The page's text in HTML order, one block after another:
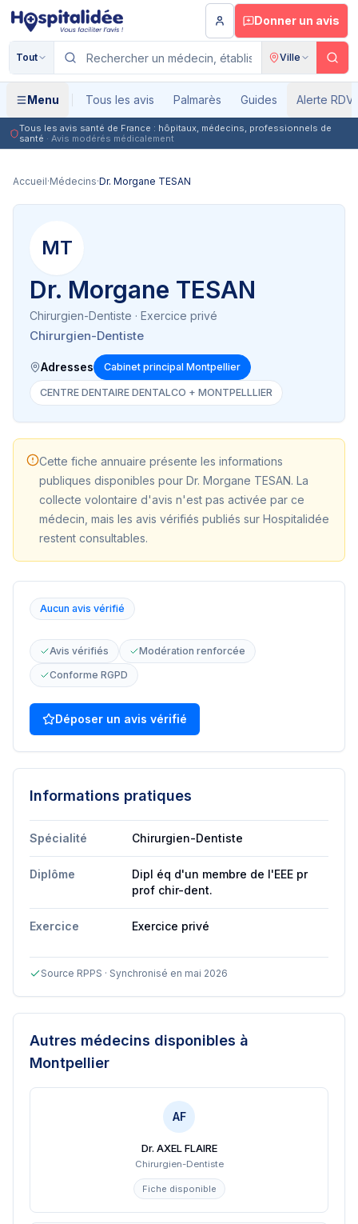
Aller au contenu principal
Donner un avis
Tout Ville
Menu Tous les avis Palmarès Guides Alerte RDV
Tous les avis santé de France : hôpitaux, médecins, professionnels de
santé · Avis modérés médicalement
Accueil·Médecins·Dr. Morgane TESAN
MT
Dr. Morgane TESAN
Chirurgien-Dentiste · Exercice privé
Chirurgien-Dentiste
Adresses Cabinet principal Montpellier
CENTRE DENTAIRE DENTALCO + MONTPELLLIER
Cette fiche annuaire présente les informations
publiques disponibles pour Dr. Morgane TESAN. La
collecte volontaire d'avis n'est pas activée par ce
médecin, mais les avis vérifiés publiés sur Hospitalidée
restent consultables.
Aucun avis vérifié
Avis vérifiés
Modération renforcée
Conforme RGPD
Déposer un avis vérifié
Informations pratiques
Spécialité Chirurgien-Dentiste
Diplôme
Dipl éq d'un membre de l'EEE pr
prof chir-dent.
Exercice Exercice privé
Source RPPS · Synchronisé en mai 2026
Autres médecins disponibles à
Montpellier
AF
Dr. AXEL FLAIRE
Chirurgien-Dentiste
Fiche disponible